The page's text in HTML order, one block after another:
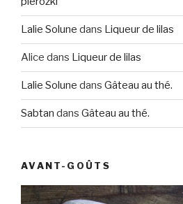
Lalie Solune dans Liqueur de lilas
Alice dans Liqueur de lilas
Lalie Solune dans Gâteau au thé.
Sabtan dans Gâteau au thé.
AVANT-GOÛTS